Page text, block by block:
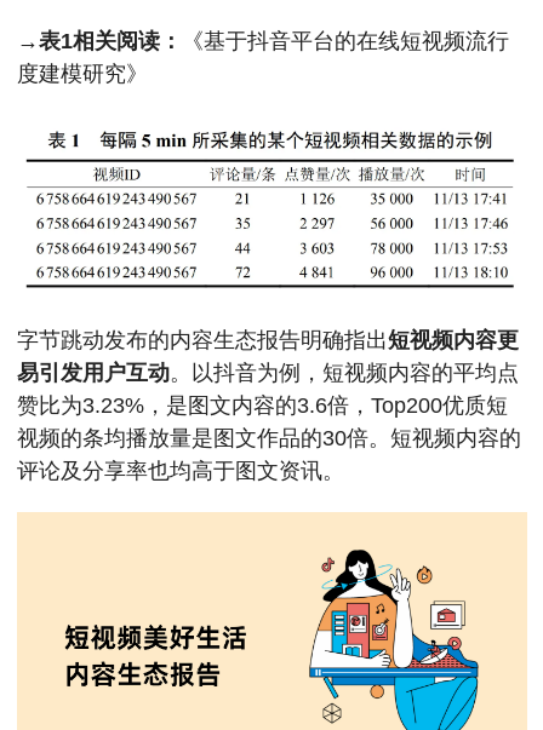
→表1相关阅读：
《基于抖音平台的在线短视频流行
度建模研究》
字节跳动发布的内容生态报告明确指出短视频内容更
易引发用户互动。以抖音为例，短视频内容的平均点
赞比为3.23%，是图文内容的3.6倍，Top200优质短
视频的条均播放量是图文作品的30倍。短视频内容的
评论及分享率也均高于图文资讯。